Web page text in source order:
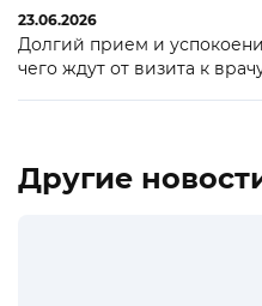
23.06.2026
Долгий прием и
чего ждут от визита к
Другие